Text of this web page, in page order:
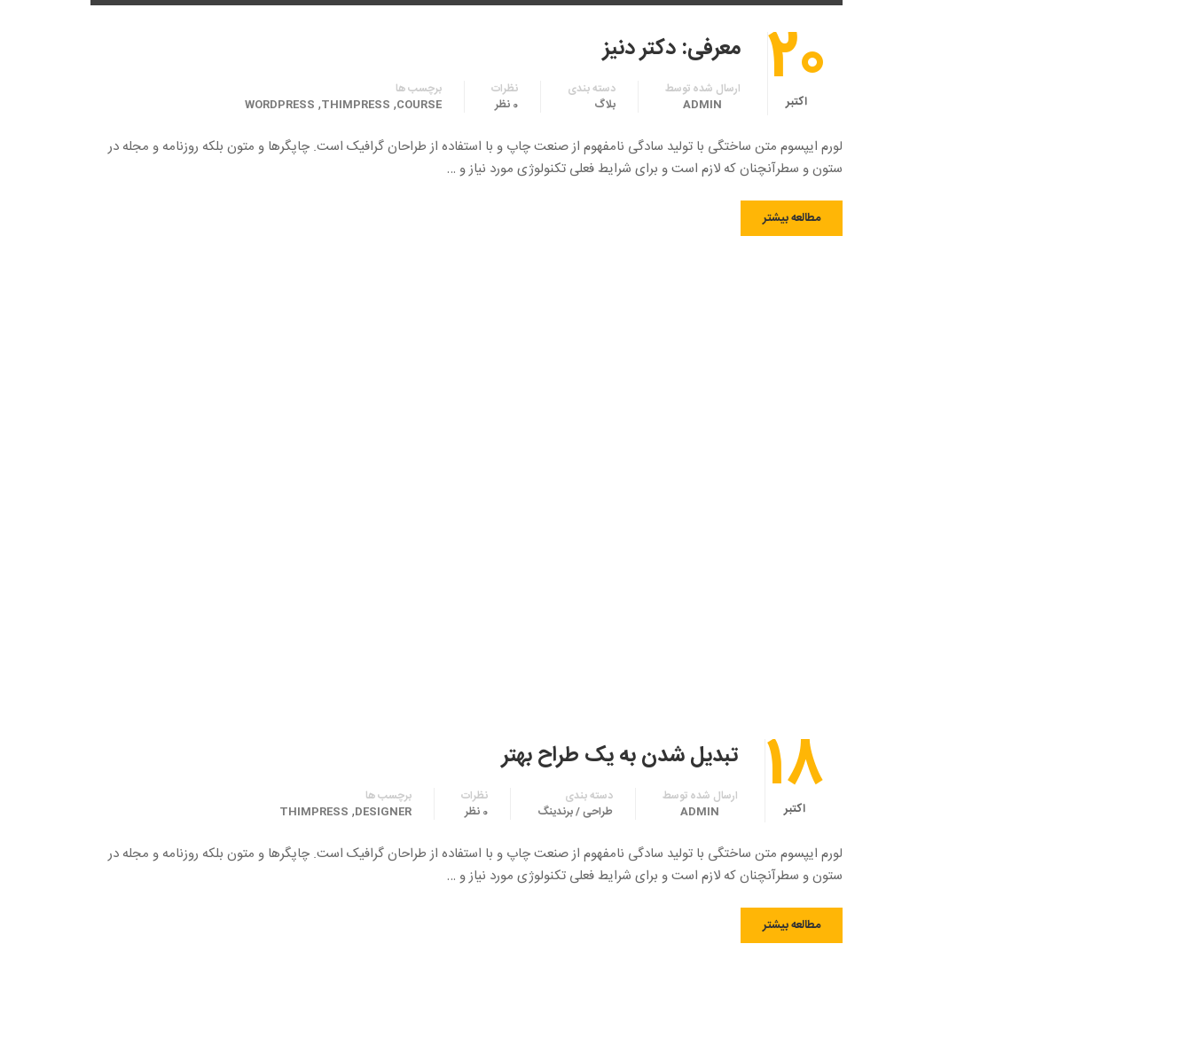
20
اکتبر
معرفی: دکتر دنیز
ارسال شده توسط
ADMIN
دسته بندی
بلاگ
نظرات
0 نظر
برچسب ها
COURSE
,
THIMPRESS
,
WORDPRESS
لورم ایپسوم متن ساختگی با تولید سادگی نامفهوم از صنعت چاپ و با استفاده از طراحان گرافیک است. چاپگرها و متون بلکه روزنامه و مجله در
ستون و سطرآنچنان که لازم است و برای شرایط فعلی تکنولوژی مورد نیاز و …
مطالعه بیشتر
18
اکتبر
تبدیل شدن به یک طراح بهتر
ارسال شده توسط
ADMIN
دسته بندی
طراحی / برندینگ
نظرات
0 نظر
برچسب ها
DESIGNER
,
THIMPRESS
لورم ایپسوم متن ساختگی با تولید سادگی نامفهوم از صنعت چاپ و با استفاده از طراحان گرافیک است. چاپگرها و متون بلکه روزنامه و مجله در
ستون و سطرآنچنان که لازم است و برای شرایط فعلی تکنولوژی مورد نیاز و …
مطالعه بیشتر